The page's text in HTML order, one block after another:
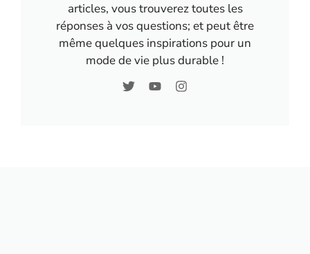
articles, vous trouverez toutes les
réponses à vos questions; et peut être
même quelques inspirations pour un
mode de vie plus durable !